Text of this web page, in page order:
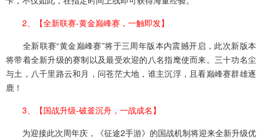
2、【全新联赛-黄金巅峰赛，一触即发】
全新联赛“黄金巅峰赛”将于三周年版本内震撼开启，此次新版本
将带着全新升级的赛制以及最受欢迎的八名指麾使而来。三十功名尘
与土，八千里路云和月，问苍茫大地，谁主沉浮，且看巅峰赛群雄逐
鹿！
3、【国战升级-破釜沉舟，一战成名】
为迎接此次周年庆，《征途2手游》的国战机制将迎来全新升级优